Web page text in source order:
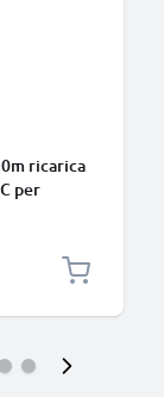
ricarica
per